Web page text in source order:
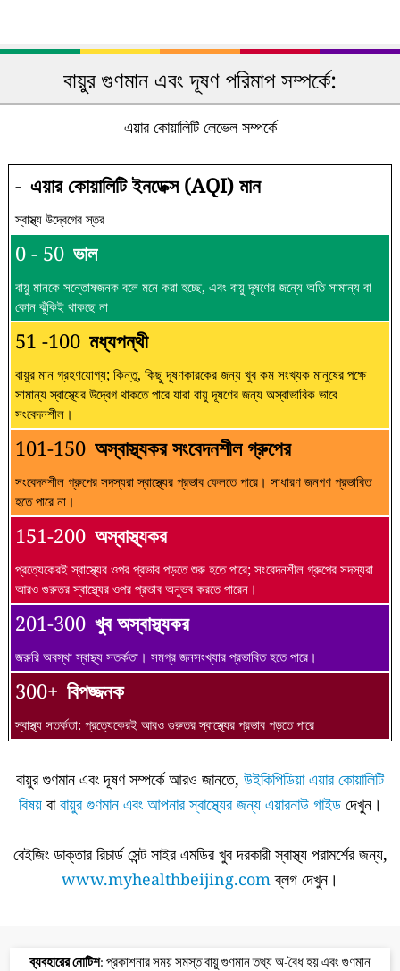
বায়ুর গুণমান এবং দূষণ পরিমাপ সম্পর্কে:
এয়ার কোয়ালিটি লেভেল সম্পর্কে
- এয়ার কোয়ালিটি ইনডেক্স (AQI) মান
স্বাস্থ্য উদ্বেগের স্তর
0 - 50 ভাল
বায়ু মানকে সন্তোষজনক বলে মনে করা হচ্ছে, এবং বায়ু দূষণের জন্যে অতি সামান্য বা
কোন ঝুঁকিই থাকছে না
51 -100 মধ্যপন্থী
বায়ুর মান গ্রহণযোগ্য; কিন্তু, কিছু দূষণকারকের জন্য খুব কম সংখ্যক মানুষের পক্ষে
সামান্য স্বাস্থ্যের উদ্বেগ থাকতে পারে যারা বায়ু দূষণের জন্য অস্বাভাবিক ভাবে
সংবেদনশীল।
101-150 অস্বাস্থ্যকর সংবেদনশীল গ্রুপের
সংবেদনশীল গ্রুপের সদস্যরা স্বাস্থ্যের প্রভাব ফেলতে পারে। সাধারণ জনগণ প্রভাবিত
হতে পারে না।
151-200 অস্বাস্থ্যকর
প্রত্যেকেরই স্বাস্থ্যের ওপর প্রভাব পড়তে শুরু হতে পারে; সংবেদনশীল গ্রুপের সদস্যরা
আরও গুরুতর স্বাস্থ্যের ওপর প্রভাব অনুভব করতে পারেন।
201-300 খুব অস্বাস্থ্যকর
জরুরি অবস্থা স্বাস্থ্য সতর্কতা। সমগ্র জনসংখ্যার প্রভাবিত হতে পারে।
300+ বিপজ্জনক
স্বাস্থ্য সতর্কতা: প্রত্যেকেরই আরও গুরুতর স্বাস্থ্যের প্রভাব পড়তে পারে
বায়ুর গুণমান এবং দূষণ সম্পর্কে আরও জানতে, উইকিপিডিয়া এয়ার কোয়ালিটি
বিষয়বাবায়ুর গুণমান এবং আপনার স্বাস্থ্যের জন্য এয়ারনাউ গাইডদেখুন।
বেইজিং ডাক্তার রিচার্ড সেন্ট সাইর এমডির খুব দরকারী স্বাস্থ্য পরামর্শের জন্য,
www.myhealthbeijing.comব্লগ দেখুন।
ব্যবহারের নোটিশ: প্রকাশনার সময় সমস্ত বায়ু গুণমান তথ্য অ-বৈধ হয় এবং গুণমান